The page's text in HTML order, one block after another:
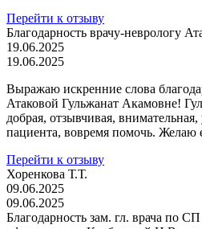
Перейти к отзыву
Благодарность врачу-неврологу
19.06.2025
19.06.2025
Выражаю искренние слова
Атаковой Гульжанат Акамовне!
добрая, отзывчивая,
пациента, вовремя помочь. Желаю
Перейти к отзыву
Хоренкова Т.Т.
09.06.2025
09.06.2025
Благодарность зам. гл. врача по